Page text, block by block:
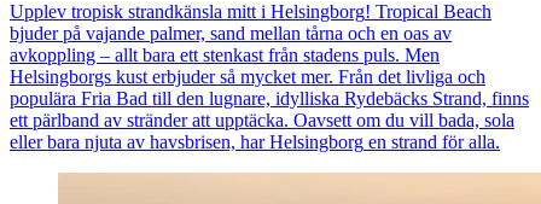
Upplev tropisk strandkänsla mitt i Helsingborg! Tropical Beach
bjuder på vajande palmer, sand mellan tårna och en oas av
avkoppling – allt bara ett stenkast från stadens puls. Men
Helsingborgs kust erbjuder så mycket mer. Från det livliga och
populära Fria Bad till den lugnare, idylliska Rydebäcks Strand, finns
ett pärlband av stränder att upptäcka. Oavsett om du vill bada, sola
eller bara njuta av havsbrisen, harHelsingborg en strand för alla.